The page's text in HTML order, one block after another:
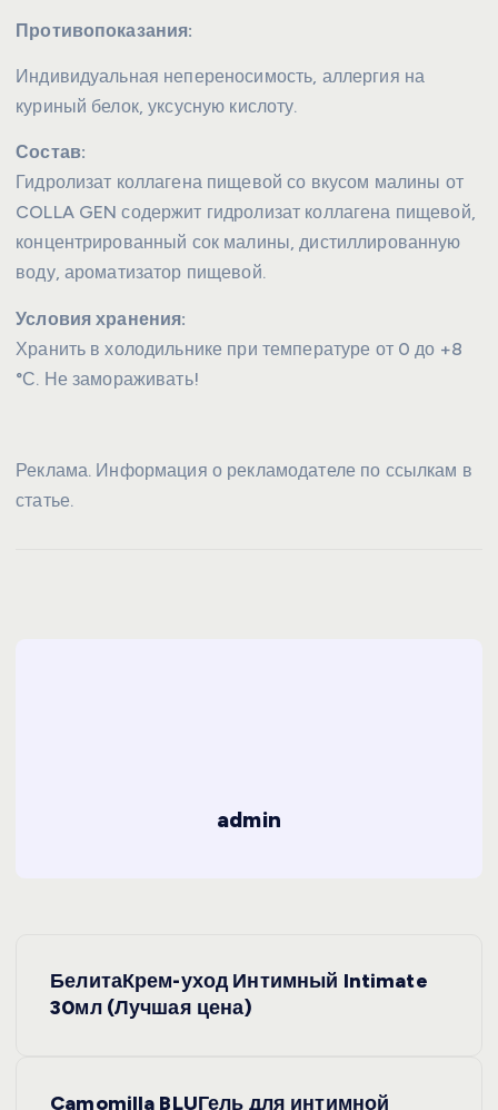
Противопоказания:
Индивидуальная непереносимость, аллергия на
куриный белок, уксусную кислоту.
Состав:
Гидролизат коллагена пищевой со вкусом малины от
COLLA GEN содержит гидролизат коллагена пищевой,
концентрированный сок малины, дистиллированную
воду, ароматизатор пищевой.
Условия хранения:
Хранить в холодильнике при температуре от 0 до +8
°С. Не замораживать!
Реклама. Информация о рекламодателе по ссылкам в
статье.
admin
БелитаКрем-уход Интимный Intimate
30мл (Лучшая цена)
Camomilla BLUГель для интимной